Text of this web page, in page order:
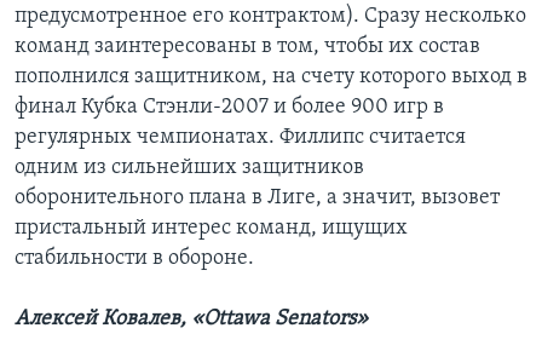
предусмотренное его контрактом). Сразу несколько
команд заинтересованы в том, чтобы их состав
пополнился защитником, на счету которого выход в
финал Кубка Стэнли-2007 и более 900 игр в
регулярных чемпионатах. Филлипс считается
одним из сильнейших защитников
оборонительного плана в Лиге, а значит, вызовет
пристальный интерес команд, ищущих
стабильности в обороне.
Алексей Ковалев, «Ottawa Senators»